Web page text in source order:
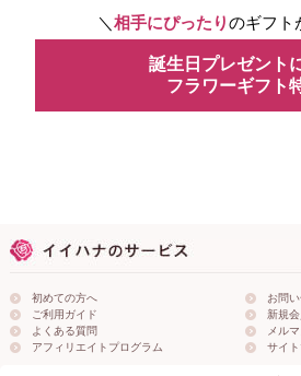
＼ 相手にぴったりのギフト
誕生日プレゼント
フラワーギフト
初めての方へ
お問
ご利用ガイド
新規
よくある質問
メル
アフィリエイトプログラム
サイ